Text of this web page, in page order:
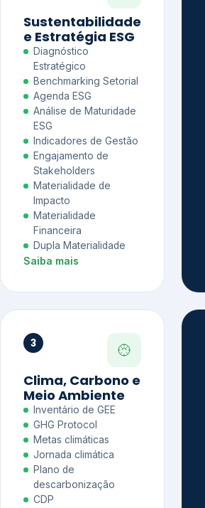
Sustentabilidade
e Estratégia ESG
Diagnóstico
Estratégico
Benchmarking Setorial
Agenda ESG
Análise de Maturidade
ESG
Indicadores de Gestão
Engajamento de
Stakeholders
Materialidade de
Impacto
Materialidade
Financeira
Dupla Materialidade
Saiba mais
3
Clima, Carbono e
Meio Ambiente
Inventário de GEE
GHG Protocol
Metas climáticas
Jornada climática
Plano de
descarbonização
CDP